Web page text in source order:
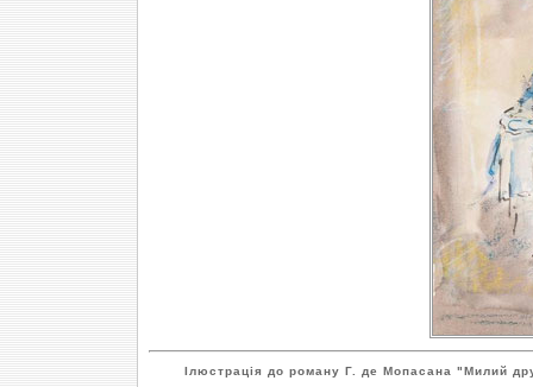
Ілюстрація до роману Г. де Мопасана "Милий